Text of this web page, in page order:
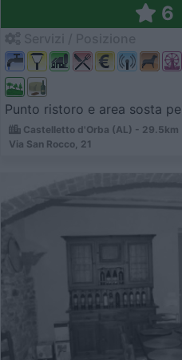
6
Punto ristoro e area sosta
Castelletto d'Orba (AL) - 29.5km
Via San Rocco, 21